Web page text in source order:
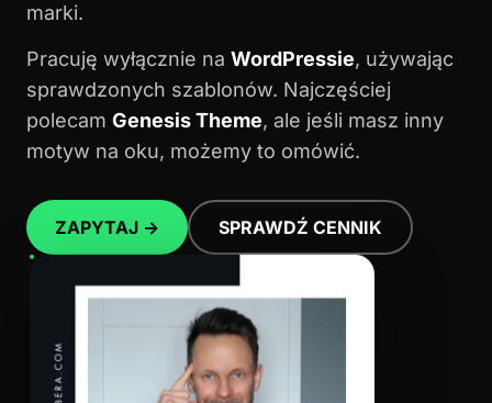
marki.
Pracuję wyłącznie na WordPressie, używając
sprawdzonych szablonów. Najczęściej
polecam Genesis Theme, ale jeśli masz inny
motyw na oku, możemy to omówić.
ZAPYTAJ → SPRAWDŹ CENNIK